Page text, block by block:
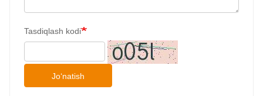
Tasdiqlash kodi
Joʻnatish